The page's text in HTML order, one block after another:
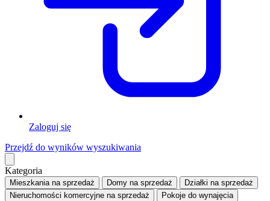
Zaloguj się
Przejdź do wyników wyszukiwania
Kategoria
Mieszkaniana sprzedaż Domy na sprzedaż Działki na sprzedaż
Nieruchomości komercyjne na sprzedaż Pokoje do wynajęcia